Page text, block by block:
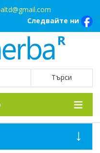
Следвайте ни